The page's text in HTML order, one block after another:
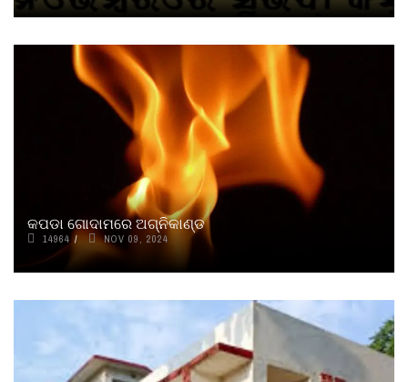
କପଡା ଗୋଦାମରେ ଅଗ୍ନିକାଣ୍ଡ
14964 NOV 09, 2024